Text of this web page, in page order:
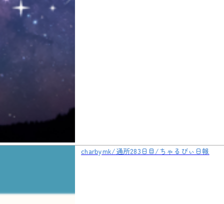
charbymk/通所283日目/ちゃるびぃ日報